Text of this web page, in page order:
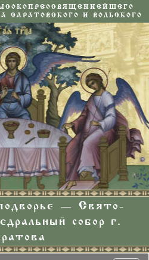
САРАТОВСКОГО И ВОЛЬСКОГО
— Свято-
собор г.